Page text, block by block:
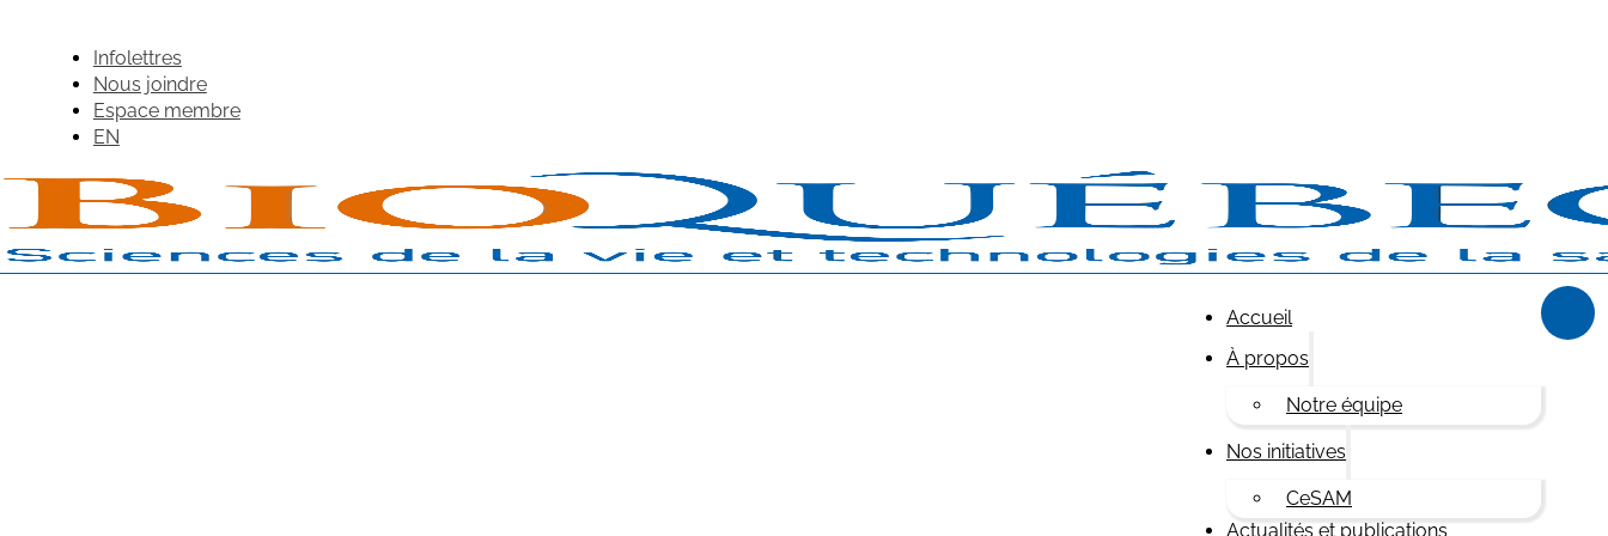
Accueil
À propos
Notre équipe
Nos initiatives
CeSAM
Actualités et publications
Infolettres
Nous joindre
Espace membre
EN